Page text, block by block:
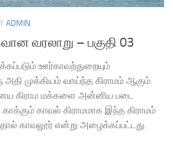
ADMIN
வரலாறு – பகுதி 03
ஊர்காவற்துறையும்
முக்கியம் வாய்ந்த கிராமம் ஆகும்.
கிராம மக்களை அன்னிய படை
காக்கும் காவல் கிராமமாக இந்த கிராமம்
காவலூர் என்று அழைக்கப்பட்டது.